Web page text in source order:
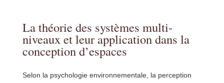
La théorie des systèmes multi-
niveaux et leur application dans la
conception d’espaces
Selon la psychologie environnementale, la perception